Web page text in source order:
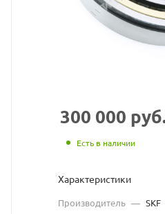
сайта
без
сайта
300 000
Есть в наличии
Характеристики
Производитель — SKF